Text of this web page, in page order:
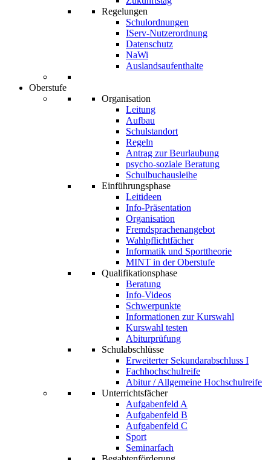
Regelungen
Schulordnungen
IServ-Nutzerordnung
Datenschutz
NaWi
Auslandsaufenthalte
Oberstufe
Organisation
Leitung
Aufbau
Schulstandort
Regeln
Antrag zur Beurlaubung
psycho-soziale Beratung
Schulbuchausleihe
Einführungsphase
Leitideen
Info-Präsentation
Organisation
Fremdsprachenangebot
Wahlpflichtfächer
Informatik und Sporttheorie
MINT in der Oberstufe
Qualifikationsphase
Beratung
Info-Videos
Schwerpunkte
Informationen zur Kurswahl
Kurswahl testen
Abiturprüfung
Schulabschlüsse
Erweiterter Sekundarabschluss I
Fachhochschulreife
Abitur / Allgemeine Hochschulreife
Unterrichtsfächer
Aufgabenfeld A
Aufgabenfeld B
Aufgabenfeld C
Sport
Seminarfach